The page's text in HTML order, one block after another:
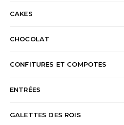
CAKES
CHOCOLAT
CONFITURES ET COMPOTES
ENTRÉES
GALETTES DES ROIS